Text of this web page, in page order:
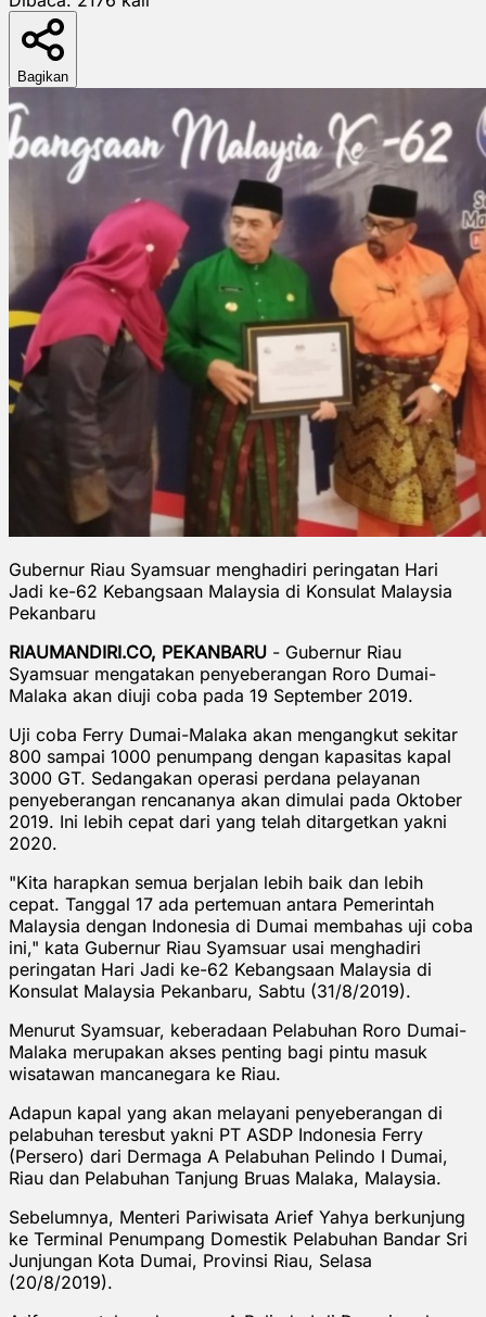
Bagikan
Gubernur Riau Syamsuar menghadiri peringatan Hari
Jadi ke-62 Kebangsaan Malaysia di Konsulat Malaysia
Pekanbaru
RIAUMANDIRI.CO, PEKANBARU - Gubernur Riau
Syamsuar mengatakan penyeberangan Roro Dumai-
Malaka akan diuji coba pada 19 September 2019.
Uji coba Ferry Dumai-Malaka akan mengangkut sekitar
800 sampai 1000 penumpang dengan kapasitas kapal
3000 GT. Sedangakan operasi perdana pelayanan
penyeberangan rencananya akan dimulai pada Oktober
2019. Ini lebih cepat dari yang telah ditargetkan yakni
2020.
"Kita harapkan semua berjalan lebih baik dan lebih
cepat. Tanggal 17 ada pertemuan antara Pemerintah
Malaysia dengan Indonesia di Dumai membahas uji coba
ini," kata Gubernur Riau Syamsuar usai menghadiri
peringatan Hari Jadi ke-62 Kebangsaan Malaysia di
Konsulat Malaysia Pekanbaru, Sabtu (31/8/2019).
Menurut Syamsuar, keberadaan Pelabuhan Roro Dumai-
Malaka merupakan akses penting bagi pintu masuk
wisatawan mancanegara ke Riau.
Adapun kapal yang akan melayani penyeberangan di
pelabuhan teresbut yakni PT ASDP Indonesia Ferry
(Persero) dari Dermaga A Pelabuhan Pelindo I Dumai,
Riau dan Pelabuhan Tanjung Bruas Malaka, Malaysia.
Sebelumnya, Menteri Pariwisata Arief Yahya berkunjung
ke Terminal Penumpang Domestik Pelabuhan Bandar Sri
Junjungan Kota Dumai, Provinsi Riau, Selasa
(20/8/2019).